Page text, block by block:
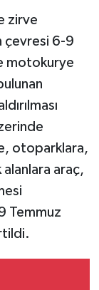
zirve
çevresi 6-9
motokurye
otoparklara,
alanlara araç,
Temmuz